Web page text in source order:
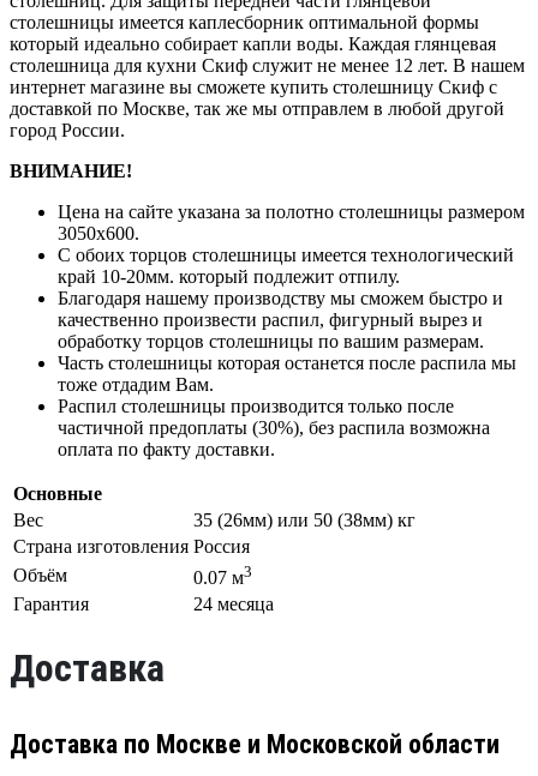
столешницы имеется каплесборник оптимальной формы
который идеально собирает капли воды. Каждая глянцевая
столешница для кухни Скиф служит не менее 12 лет. В нашем
интернет магазине вы сможете купить столешницу Скиф с
доставкой по Москве, так же мы отправлем в любой другой
город России.
ВНИМАНИЕ!
Цена на сайте указана за полотно столешницы размером
3050х600.
С обоих торцов столешницы имеется технологический
край 10-20мм. который подлежит отпилу.
Благодаря нашему производству мы сможем быстро и
качественно произвести распил, фигурный вырез и
обработку торцов столешницы по вашим размерам.
Часть столешницы которая останется после распила мы
тоже отдадим Вам.
Распил столешницы производится только после
частичной предоплаты (30%), без распила возможна
оплата по факту доставки.
Основные
Вес
35 (26мм) или 50 (38мм) кг
Страна изготовления Россия
Объём
0.07 м3
Гарантия 24 месяца
Доставка
Доставка по Москве и Московской области